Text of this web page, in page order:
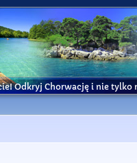
Odkryj Chorwację i nie tylko